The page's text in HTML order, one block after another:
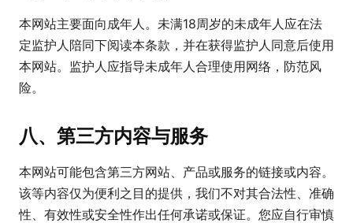
本网站主要面向成年人。未满18周岁的未成年人应在法
定监护人陪同下阅读本条款，并在获得监护人同意后使用
本网站。监护人应指导未成年人合理使用网络，防范风
险。
八、第三方内容与服务
本网站可能包含第三方网站、产品或服务的链接或内容。
该等内容仅为便利之目的提供，我们不对其合法性、准确
性、有效性或安全性作出任何承诺或保证。您应自行审慎